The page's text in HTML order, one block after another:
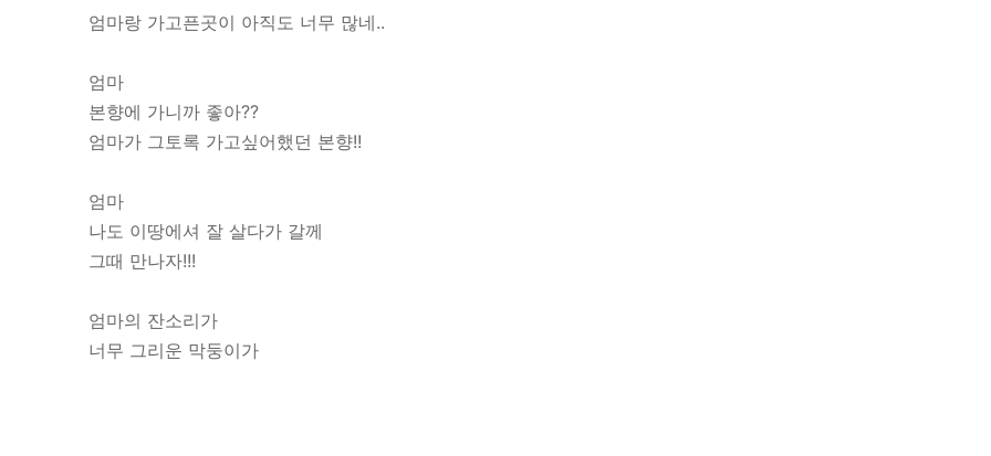
엄마랑 가고픈곳이 아직도 너무 많네..
엄마
본향에 가니까 좋아??
엄마가 그토록 가고싶어했던 본향!!
엄마
나도 이땅에셔 잘 살다가 갈께
그때 만나자!!!
엄마의 잔소리가
너무 그리운 막둥이가